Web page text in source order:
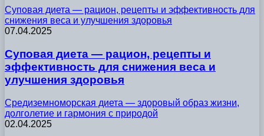
Суповая диета — рацион, рецепты и эффективность для
снижения веса и улучшения здоровья
07.04.2025
Суповая диета — рацион, рецепты и
эффективность для снижения веса и
улучшения здоровья
Средиземноморская диета — здоровый образ жизни,
долголетие и гармония с природой
02.04.2025